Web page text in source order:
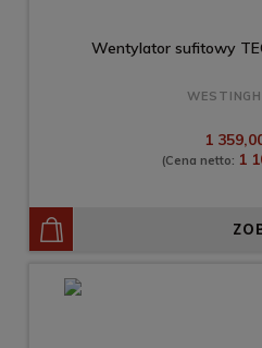
Wentylator sufitowy
1
(Cena netto: 1